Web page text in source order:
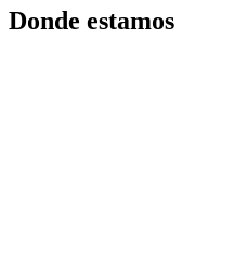
Donde estamos